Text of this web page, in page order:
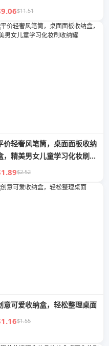
$11.51
价轻奢风笔筒，桌面面板收纳
，精美男女儿童学习化妆刷收
罐
$2.52
意可爱收纳盒，轻松整理桌面
$1.55